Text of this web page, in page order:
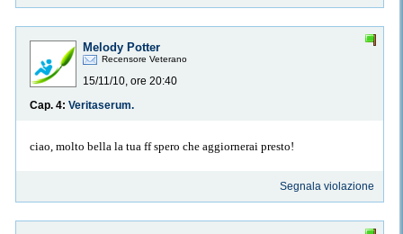
Melody Potter
Recensore Veterano
15/11/10, ore 20:40
Cap. 4: Veritaserum.
ciao, molto bella la tua ff spero che aggiornerai presto!
Segnala violazione